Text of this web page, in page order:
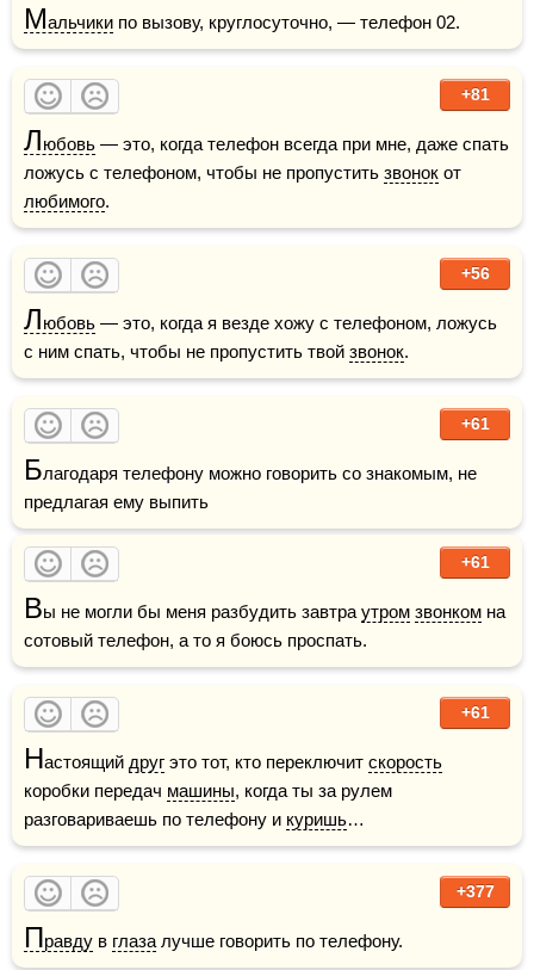
Мальчики по вызову, круглосуточно, — телефон 02.
+81
Любовь — это, когда телефон всегда при мне, даже спать
ложусь с телефоном, чтобы не пропустить звонок
любимого.
+56
Любовь — это, когда я везде хожу с телефоном, ложусь
с ним спать, чтобы не пропустить твой звонок.
+61
Благодаря телефону можно говорить со знакомым, не
предлагая ему выпить
+61
Вы не могли бы меня разбудить завтра утром звонком на
сотовый телефон, а то я боюсь проспать.
+61
Настоящий друг это тот, кто переключит скорость
коробки передач машины, когда ты за рулем
разговариваешь по телефону и куришь…
+377
Правду в глаза лучше говорить по телефону.